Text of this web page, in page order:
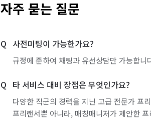
자주 묻는 질문
사전미팅이 가능한가요?
규정에 준하여 채팅과 유선상담만 가능합
타 서비스 대비 장점은 무엇인가요?
다양한 직군의 경력을 지닌 고급 전문가 프
프리랜서뿐 아니라, 매칭매니저가 제안한